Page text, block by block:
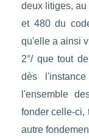
deux litiges, au
et 480 du
qu'elle a ainsi
2°/ que tout
dès
l'ensemble
fonder celle-ci,
autre